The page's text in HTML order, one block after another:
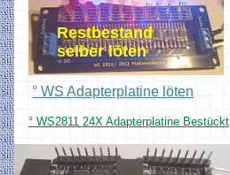
° WS Adapterplatine löten
° WS2811 24X Adapterplatine Bestückt
Restbestand
selber löten